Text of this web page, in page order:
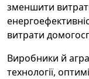
зменшити
витрати
Виробники й
технології,